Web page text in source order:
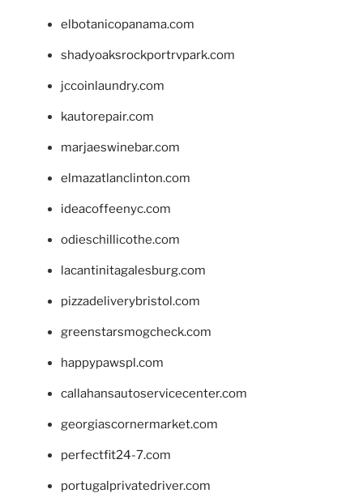
elbotanicopanama.com
shadyoaksrockportrvpark.com
jccoinlaundry.com
kautorepair.com
marjaeswinebar.com
elmazatlanclinton.com
ideacoffeenyc.com
odieschillicothe.com
lacantinitagalesburg.com
pizzadeliverybristol.com
greenstarsmogcheck.com
happypawspl.com
callahansautoservicecenter.com
georgiascornermarket.com
perfectfit24-7.com
portugalprivatedriver.com